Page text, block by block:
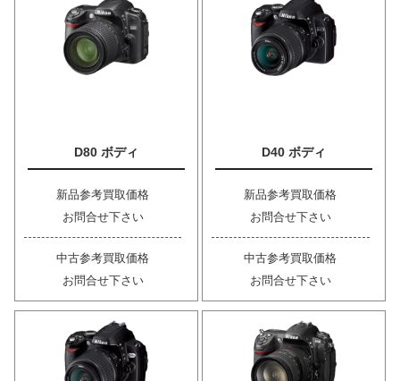
D80 ボディ
新品参考買取価格
お問合せ下さい
中古参考買取価格
お問合せ下さい
D40 ボディ
新品参考買取価格
お問合せ下さい
中古参考買取価格
お問合せ下さい